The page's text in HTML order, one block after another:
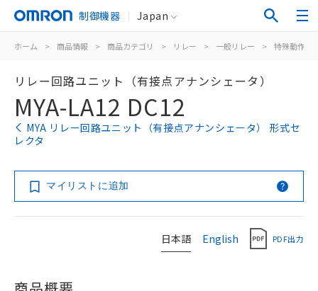
制御機器 Japan
ホーム > 商品情報 > 商品カテゴリ > リレー > 一般リレー > 特殊動作用
リレー回路ユニット（有接点アナンシェータ）
MYA-LA12 DC12
MYA リレー回路ユニット（有接点アナンシェータ） 形式セ
レクタ
マイリストに追加
日本語 English PDF出力